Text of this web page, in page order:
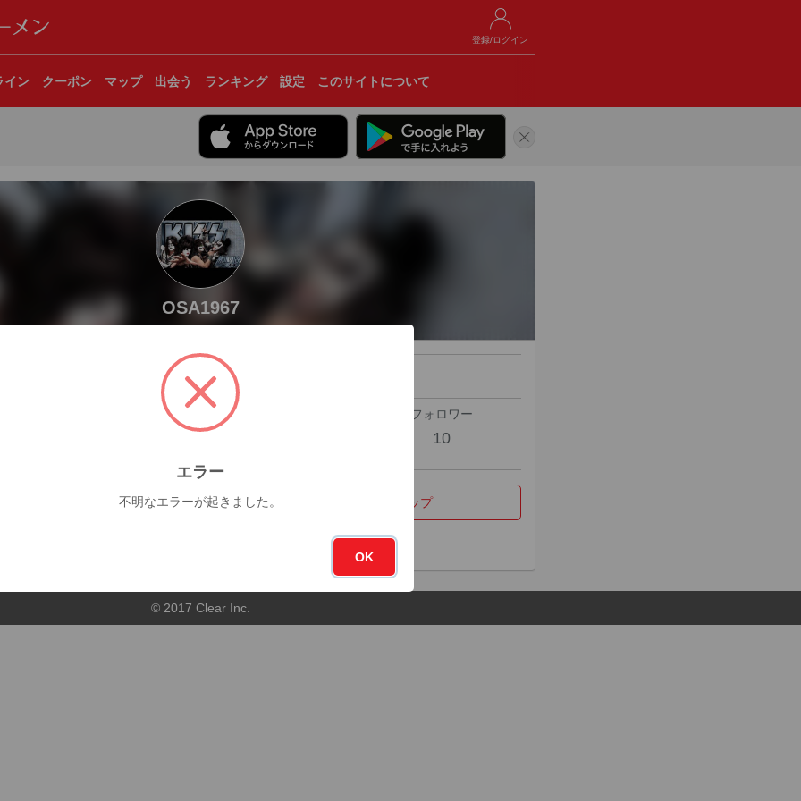
登録/ログイン
イン クーポン マップ 出会う ランキング 設定 このサイトについて
OSA1967
フォロワー
10
店舗順 マップ
© 2017 Clear Inc.
エラー
不明なエラーが起きました。
OK